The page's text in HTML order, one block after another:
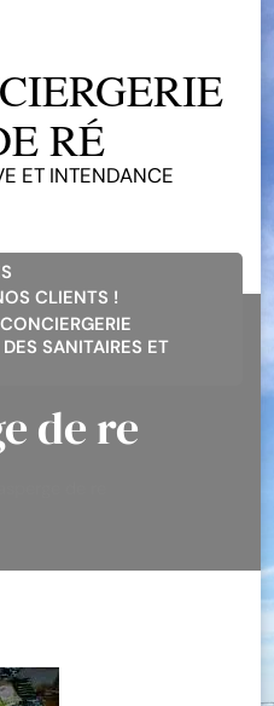
RÉ
ET INTENDANCE
CLIENTS !
SANITAIRES ET
de re